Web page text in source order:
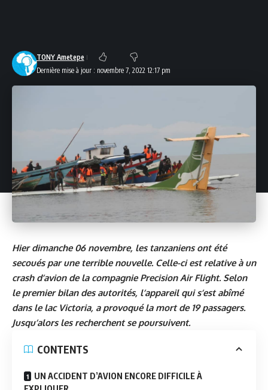
Dernière mise à jour : novembre 7, 2022 12:17 pm
TONY Ametepe
Hier dimanche 06 novembre, les tanzaniens ont été
secoués par une terrible nouvelle. Celle-ci est relative à un
crash d’avion de la compagnie Precision Air Flight. Selon
le premier bilan des autorités, l’appareil qui s’est abîmé
dans le lac Victoria, a provoqué la mort de 19 passagers.
Jusqu’alors les recherchent se poursuivent.
CONTENTS
UN ACCIDENT D’AVION ENCORE DIFFICILE À